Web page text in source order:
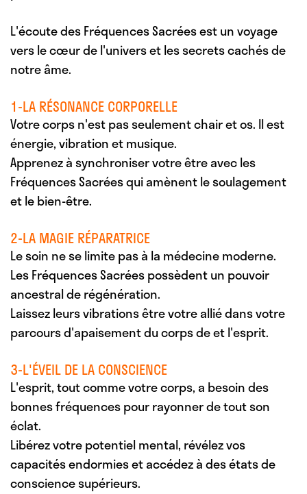
L'écoute des Fréquences Sacrées est un voyage
vers le cœur de l'univers et les secrets cachés de
notre âme.
1-LA RÉSONANCE CORPORELLE
Votre corps n'est pas seulement chair et os. Il est
énergie, vibration et musique.
Apprenez à synchroniser votre être avec les
Fréquences Sacrées qui amènent le soulagement
et le bien-être.
2-LA MAGIE RÉPARATRICE
Le soin ne se limite pas à la médecine moderne.
Les Fréquences Sacrées possèdent un pouvoir
ancestral de régénération.
Laissez leurs vibrations être votre allié dans votre
parcours d'apaisement du corps de et l'esprit.
3-L'ÉVEIL DE LA CONSCIENCE
L'esprit, tout comme votre corps, a besoin des
bonnes fréquences pour rayonner de tout son
éclat.
Libérez votre potentiel mental, révélez vos
capacités endormies et accédez à des états de
conscience supérieurs.